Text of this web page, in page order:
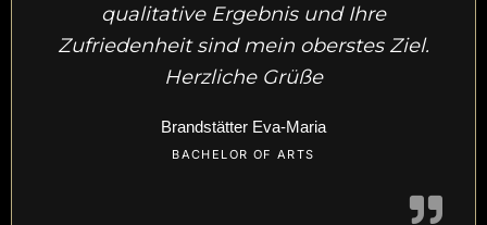
qualitative Ergebnis und Ihre
Zufriedenheit sind mein oberstes Ziel.
Herzliche Grüße
Brandstätter Eva-Maria
BACHELOR OF ARTS